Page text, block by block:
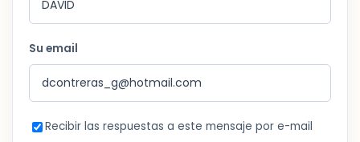
Su email
Recibir las respuestas a este mensaje por e-mail